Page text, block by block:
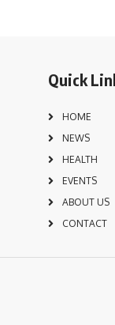
Quick
HOME
NEWS
HEALTH
EVENTS
ABOUT US
CONTACT